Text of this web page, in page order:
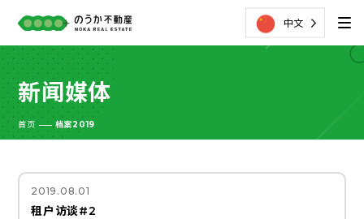
中文
新闻媒体
首页 档案2019
2019.08.01
租户访谈#2